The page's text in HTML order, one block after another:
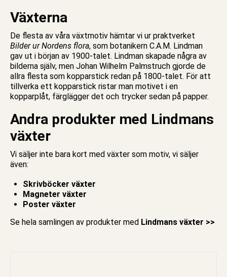
Växterna
De flesta av våra växtmotiv hämtar vi ur praktverket
Bilder ur Nordens flora, som botanikern C.A.M. Lindman
gav ut i början av 1900-talet. Lindman skapade några av
bilderna själv, men Johan Wilhelm Palmstruch gjorde de
allra flesta som kopparstick redan på 1800-talet. För att
tillverka ett kopparstick ristar man motivet i en
kopparplåt, färglägger det och trycker sedan på papper.
Andra produkter med Lindmans
växter
Vi säljer inte bara kort med växter som motiv, vi säljer
även:
Skrivböcker växter
Magneter växter
Poster växter
Se hela samlingen av produkter med Lindmans växter >>